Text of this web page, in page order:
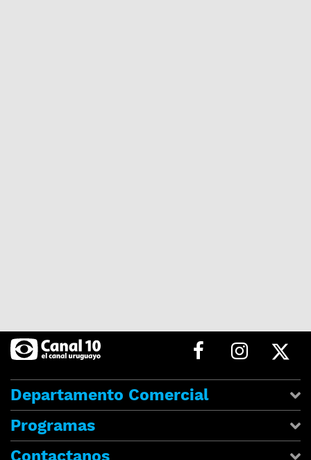
Departamento Comercial
Programas